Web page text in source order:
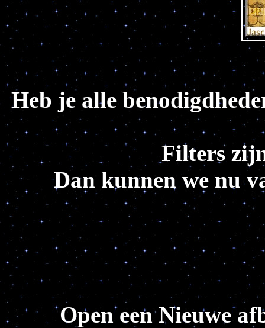
Heb je alle
Filters
Dan kunnen we nu
Open een Nieuwe